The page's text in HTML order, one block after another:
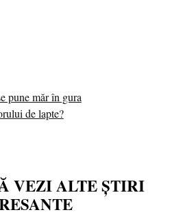
pune măr în gura
de lapte?
VEZI ALTE ȘTIRI